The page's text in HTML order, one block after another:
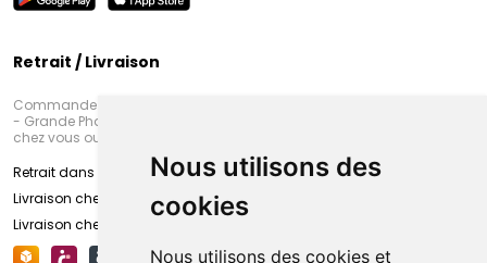
Nous utilisons des
cookies
Nous utilisons des cookies et
Retrait / Livraison
Commandez en ligne et venez chercher votre commande à Amiens
- Grande Pharmacie d’Amiens (Fachon) ou recevez-là rapidement
chez vous ou en point retrait
Retrait dans la pharmacie d’Amiens
Livraison chez vous
Livraison chez votre commerçant